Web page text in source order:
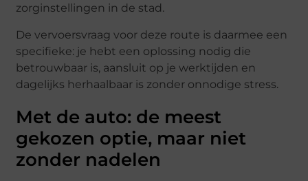
zorginstellingen in de stad.
De vervoersvraag voor deze route is daarmee een
specifieke: je hebt een oplossing nodig die
betrouwbaar is, aansluit op je werktijden en
dagelijks herhaalbaar is zonder onnodige stress.
Met de auto: de meest
gekozen optie, maar niet
zonder nadelen